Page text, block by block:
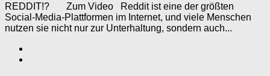
REDDIT!? Zum Video Reddit ist eine der größten
Social-Media-Plattformen im Internet, und viele Menschen
nutzen sie nicht nur zur Unterhaltung, sondern auch...